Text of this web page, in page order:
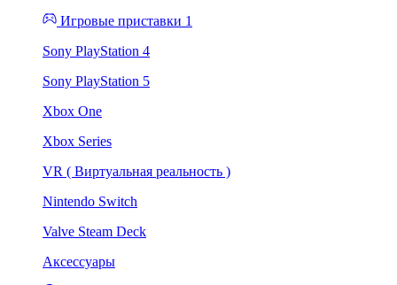
Игровые приставки 1
Sony PlayStation 4
Sony PlayStation 5
Xbox One
Xbox Series
VR ( Виртуальная реальность )
Nintendo Switch
Valve Steam Deck
Аксессуары